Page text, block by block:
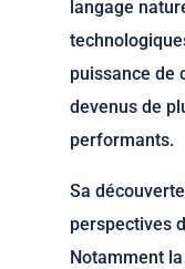
langage
puissance de
devenus de
performants.
Sa
perspectives
Notamment